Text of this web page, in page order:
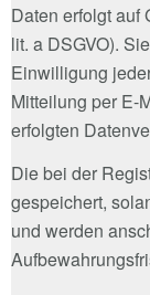
Daten erfolgt auf
lit. a DSGVO).
Einwilligung
Mitteilung per E-
erfolgten
Die bei der
gespeichert,
und werden